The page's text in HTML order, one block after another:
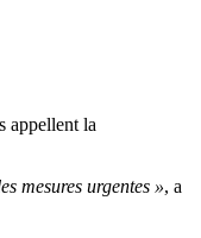
appellent la
mesures urgentes », a